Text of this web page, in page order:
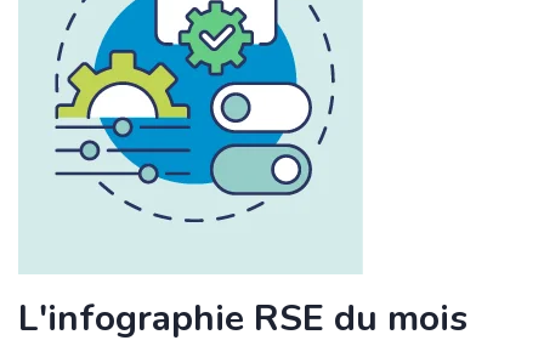
L'infographie RSE du mois